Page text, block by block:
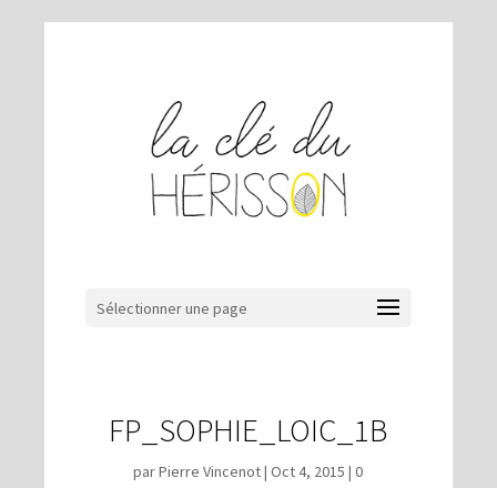
Sélectionner une page
FP_SOPHIE_LOIC_1B
parPierre Vincenot|Oct 4, 2015 |0